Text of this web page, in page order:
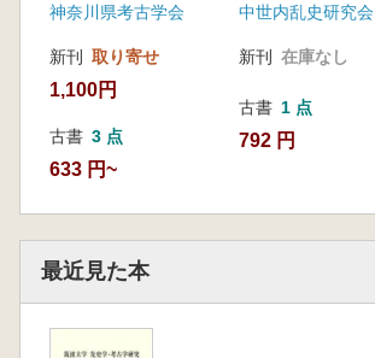
神奈川県考古学会
新刊 取り寄せ
1,100円
古書 3 点
633 円~
中世内乱史研究会
新刊 在庫なし
古書 1 点
792 円
最近見た本